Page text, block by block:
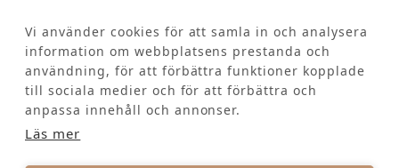
Vi använder cookies för att samla in och analysera
information om webbplatsens prestanda och
användning, för att förbättra funktioner kopplade
till sociala medier och för att förbättra och
anpassa innehåll och annonser.
Läs mer
Kundinformation
KONTAKTA OSS
VANLIGA FRÅGOR